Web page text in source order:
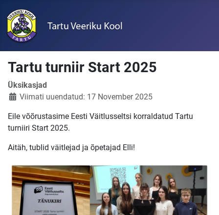
Tartu turniir Start 2025
Üksikasjad
Viimati uuendatud: 17 November 2025
Eile võõrustasime Eesti Väitlusseltsi korraldatud Tartu
turniiri Start 2025.
Aitäh, tublid väitlejad ja õpetajad Elli!